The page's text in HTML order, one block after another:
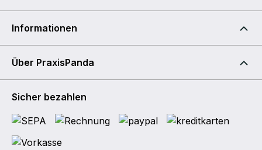
Informationen
Über PraxisPanda
Sicher bezahlen